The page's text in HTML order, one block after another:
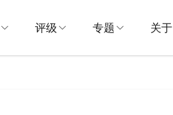
评级 专题 关于